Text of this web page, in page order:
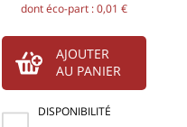
dont éco-part : 0,01 €
AJOUTER
AU PANIER
DISPONIBILITÉ